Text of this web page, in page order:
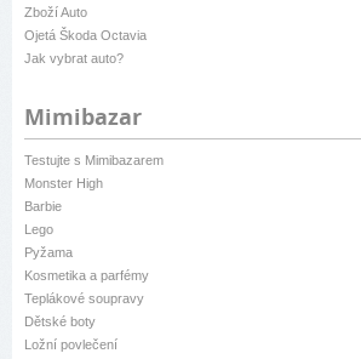
Zboží Auto
Ojetá Škoda Octavia
Jak vybrat auto?
Mimibazar
Testujte s Mimibazarem
Monster High
Barbie
Lego
Pyžama
Kosmetika a parfémy
Teplákové soupravy
Dětské boty
Ložní povlečení